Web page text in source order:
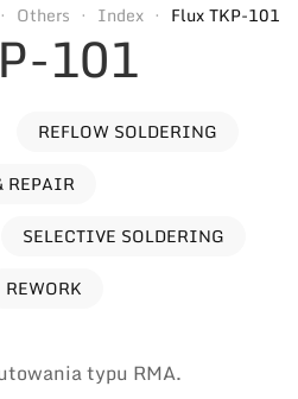
Others Index Flux TKP-101
101
REFLOW SOLDERING
REPAIR
SELECTIVE SOLDERING
REWORK
typu RMA.